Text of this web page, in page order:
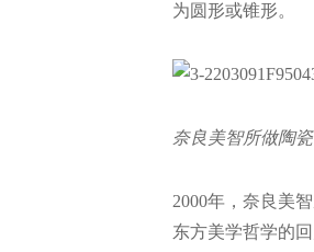
为圆形或锥形。
奈良美智所做陶
2000年，奈良美
东方美学哲学的